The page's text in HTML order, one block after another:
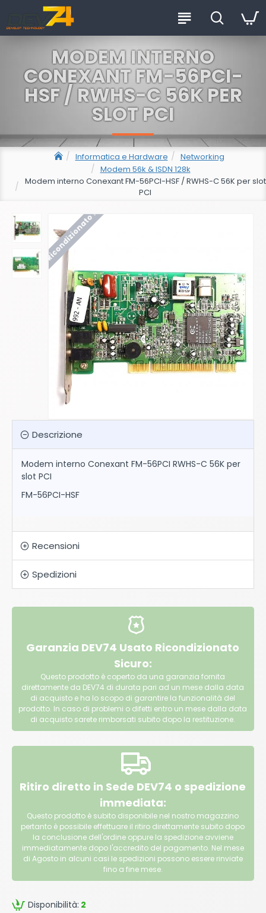
Informatica e Hardware
Networking
Modem 56k & ISDN 128k
Modem interno Conexant FM-56PCI-HSF / RWHS-C 56K per slot
PCI
MODEM INTERNO
CONEXANT FM-56PCI-
HSF / RWHS-C 56K PER
SLOT PCI
Ricondizionato !
Descrizione
Modem interno Conexant FM-56PCI RWHS-C 56K per
slot PCI
FM-56PCI-HSF
Recensioni
Spedizioni
Disponibilità: 2
Garanzia DEV74 Usato Ricondizionato
Sicuro:
Questo prodotto è coperto da una garanzia fornita
direttamente da DEV74 di durata pari ad un mese dalla data
di acquisto e ha lo scopo di garantire la funzionalità del
prodotto. In caso di problemi o difetti entro un mese dalla data
di acquisto sarete rimborsati subito dopo la restituzione.
Ritiro diretto in Sede DEV74 o spedizione
immediata:
Questo prodotto è subito disponibile nel nostro magazzino
pertanto è possibile effettuare il ritiro direttamente subito dopo
la conclusione dell'ordine oppure la spedizione avviene
immediatamente dopo l'accredito del pagamento. Nel mese
di Agosto in alcuni casi le spedizioni possono essere rinviate
fino a fine mese.